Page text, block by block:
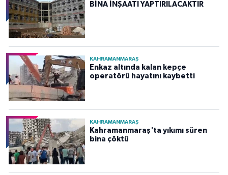
BİNA İNŞAATI YAPTIRILACAKTIR
KAHRAMANMARAŞ
Enkaz altında kalan kepçe
operatörü hayatını kaybetti
KAHRAMANMARAŞ
Kahramanmaraş'ta yıkımı süren
bina çöktü